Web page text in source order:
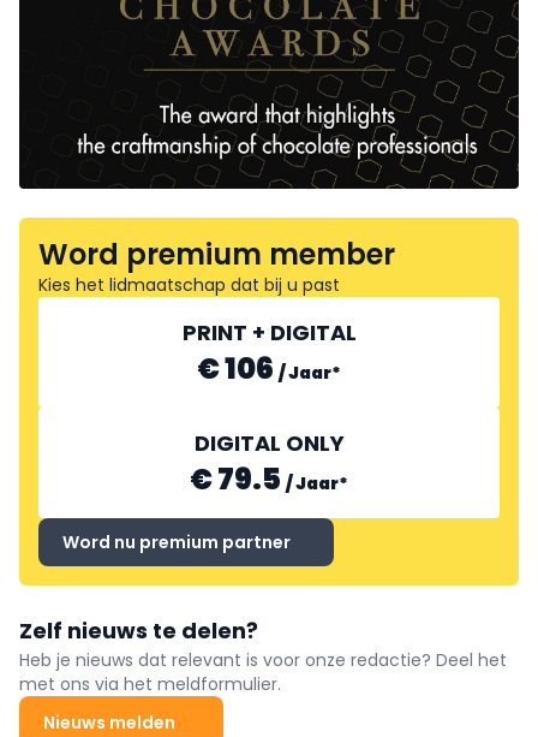
Word premium member
Kies het lidmaatschap dat bij u past
PRINT + DIGITAL
€ 106 /Jaar*
DIGITAL ONLY
€ 79.5 /Jaar*
Word nu premium partner
Zelf nieuws te delen?
Heb je nieuws dat relevant is voor onze redactie? Deel het
met ons via het meldformulier.
Nieuws melden